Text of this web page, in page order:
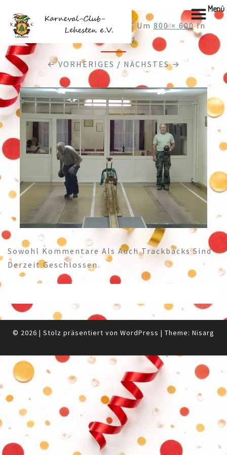
Veröffentlicht 28.12.2017Um 800 × 600In
Undefined
← VORHERIGES / NÄCHSTES →
Sowohl Kommentare Als Auch Trackbacks Sind
Derzeit Geschlossen.
© 2026 | Stolz präsentiert von WordPress | Theme: Nisarg
Menü